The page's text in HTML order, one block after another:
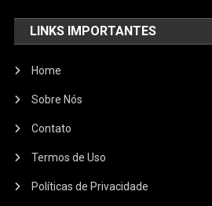
LINKS IMPORTANTES
Home
Sobre Nós
Contato
Termos de Uso
Políticas de Privacidade